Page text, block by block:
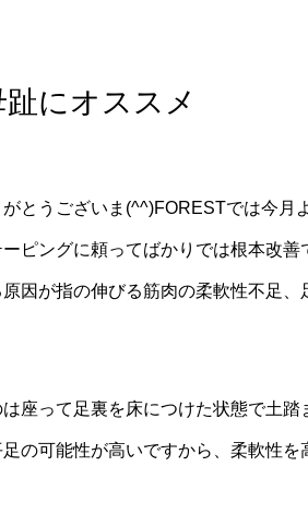
にオススメ
とうございま(^^)FORESTでは今
ピングに頼ってばかりでは根本改
因が指の伸びる筋肉の柔軟性不足
座って足裏を床につけた状態で土
の可能性が高いですから、柔軟性